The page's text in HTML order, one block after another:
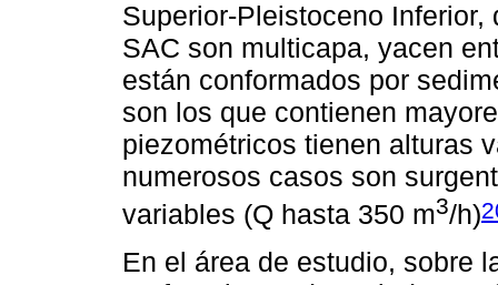
Superior-Pleistoceno
SAC son multicapa, yacen
están conformados por
son los que contienen
piezométricos tienen alturas
numerosos casos son
variables (Q hasta 350 m3/h)
En el área de estudio, sobre